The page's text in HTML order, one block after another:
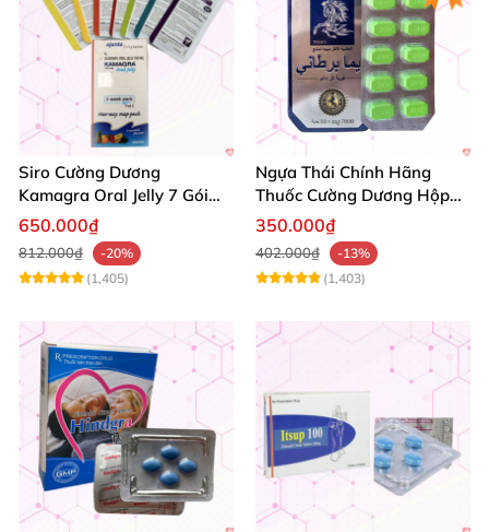
Siro Cường Dương
Kamagra Oral Jelly 7 Gói
Hương Trái Cây Tăng
Cường Sinh Lực
650.000₫
812.000₫
-20%
(1,405)
Ngựa Thái Chính Hãng
Thuốc Cường Dương Hộp
10 Viên Kéo Dài Thời Gian
350.000₫
402.000₫
-13%
(1,403)